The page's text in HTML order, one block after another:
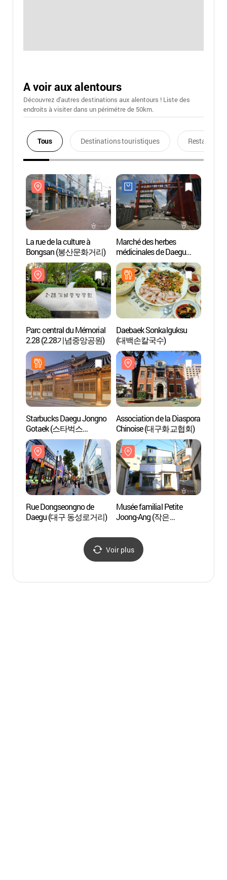
A voir aux alentours
Découvrez d'autres destinations aux alentours ! Liste des
endroits à visiter dans un périmétre de 50km.
Tous Destinations touristiques Restaurants
La rue de la culture à
Bongsan (봉산문화거리)
Marché des herbes
médicinales de Daegu
(대구 약령시장)
Parc central du Mémorial
2.28 (2.28기념중앙공원)
Daebaek Sonkalguksu
(대백손칼국수)
Starbucks Daegu Jongno
Gotaek (스타벅스
대구종로고택)
Association de la Diaspora
Chinoise (대구화교협회)
Rue Dongseongno de
Daegu (대구 동성로거리)
Musée familial Petite
Joong-Ang (작은
Voir plus